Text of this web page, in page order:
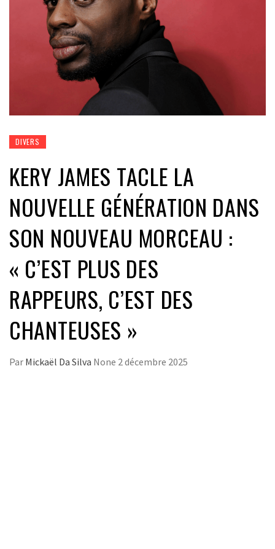
DIVERS
KERY JAMES TACLE LA
NOUVELLE GÉNÉRATION DANS
SON NOUVEAU MORCEAU :
« C’EST PLUS DES
RAPPEURS, C’EST DES
CHANTEUSES »
Par Mickaël Da Silva None 2 décembre 2025